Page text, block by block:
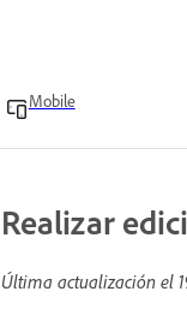
Mobile
Realizar
Última actualización el